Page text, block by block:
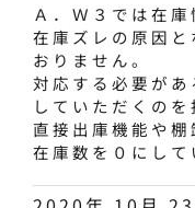
Ａ．Ｗ３では在
在庫ズレの原因
おりません。
対応する必要が
していただくのを
直接出庫機能や棚
在庫数を０にして